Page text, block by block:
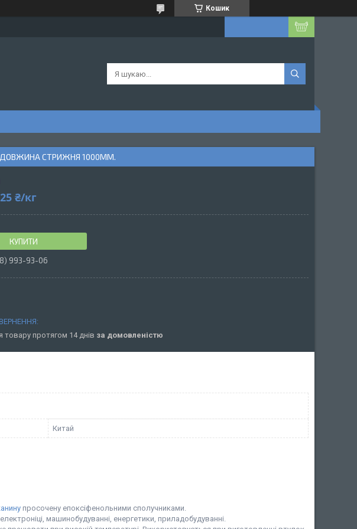
Кошик
ДОВЖИНА СТРИЖНЯ 1000ММ.
₴/кг
КУПИТИ
993-93-06
товару протягом 14 днів за домовленістю
Китай
просочену епоксіфенольними сполучниками.
машинобудуванні, енергетики, приладобудуванні.